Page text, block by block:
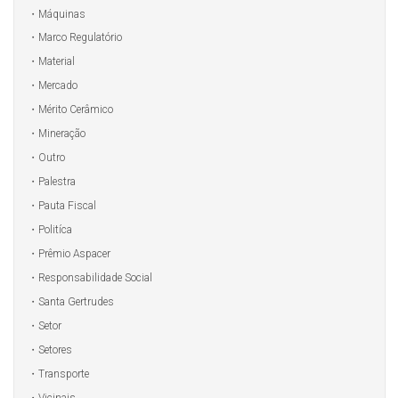
Máquinas
Marco Regulatório
Material
Mercado
Mérito Cerâmico
Mineração
Outro
Palestra
Pauta Fiscal
Politíca
Prêmio Aspacer
Responsabilidade Social
Santa Gertrudes
Setor
Setores
Transporte